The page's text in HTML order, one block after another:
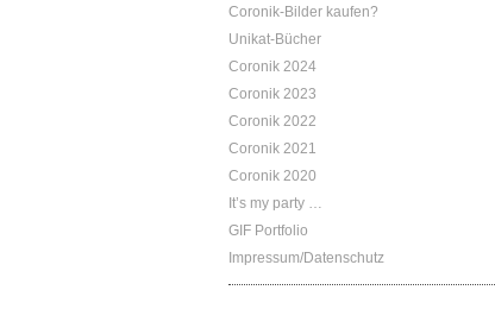
Coronik-Bilder kaufen?
Unikat-Bücher
Coronik 2024
Coronik 2023
Coronik 2022
Coronik 2021
Coronik 2020
It’s my party …
GIF Portfolio
Impressum/Datenschutz